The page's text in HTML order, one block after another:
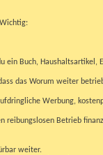
ein Buch, Haushaltsartikel,
das Worum weiter
Werbung,
Betrieb
weiter.